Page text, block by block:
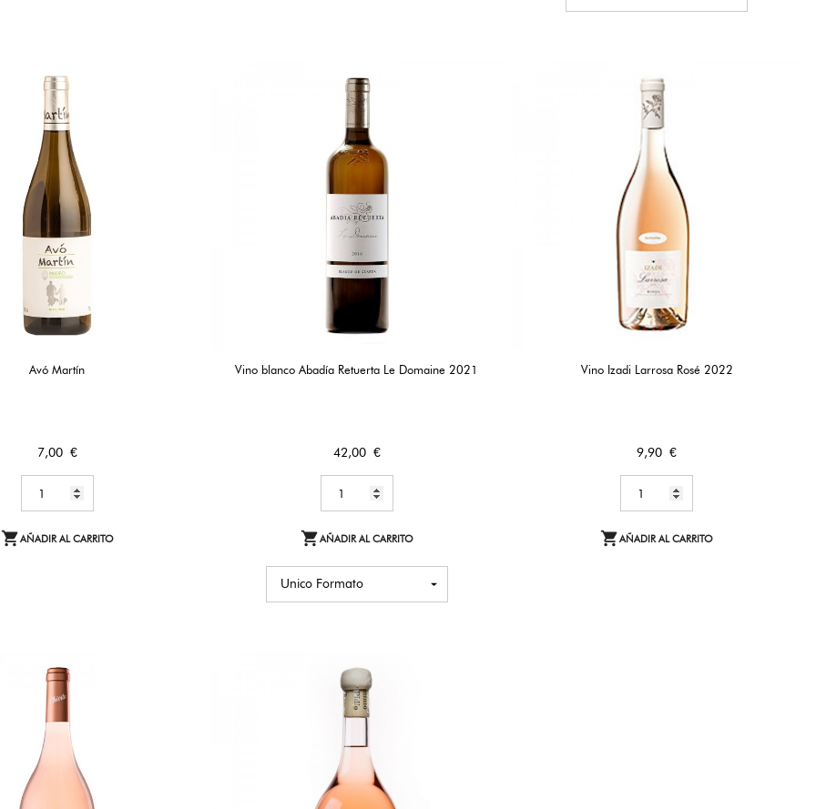
Avó Martín
Precio
7,00 €
AÑADIR AL CARRITO
Vino blanco Abadía Retuerta Le Domaine 2021
Precio
42,00 €
AÑADIR AL CARRITO
Vino Izadi Larrosa Rosé 2022
Precio
9,90 €
AÑADIR AL CARRITO